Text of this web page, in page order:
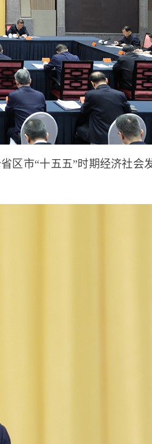
区市“十五五”时期经济社会